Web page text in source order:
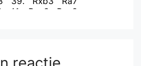
41. Rxa3
Bxa3